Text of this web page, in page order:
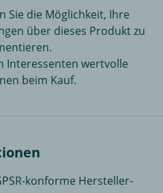
Sie die Möglichkeit, Ihre
über dieses Produkt zu
Interessenten wertvolle
beim Kauf.
konforme Hersteller-